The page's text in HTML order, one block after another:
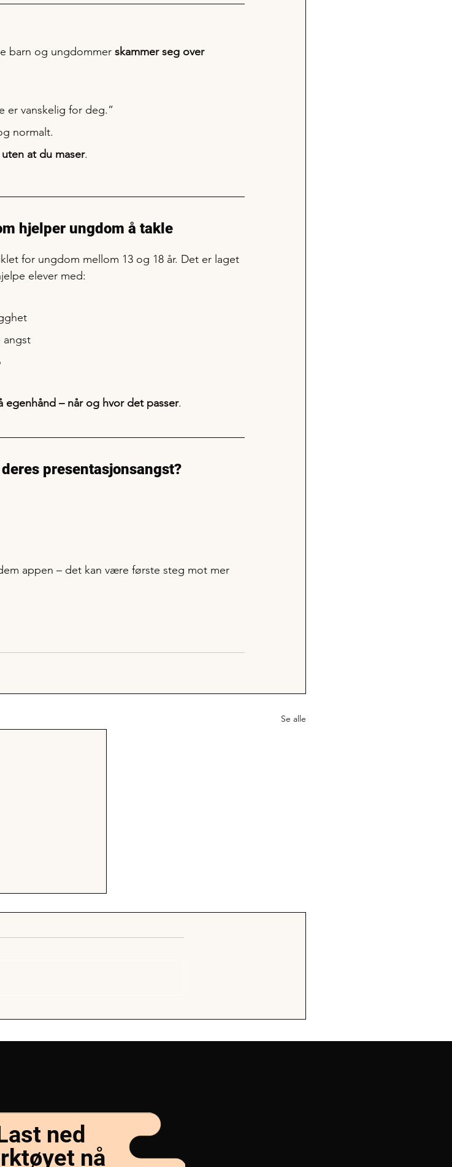
barn og ungdommer skammer seg over
er vanskelig for deg.”
normalt.
uten at du maser.
hjelper ungdom å takle
for ungdom mellom 13 og 18 år. Det er laget
elever med:
angst
egenhånd – når og hvor det passer.
presentasjonsangst?
appen – det kan være første steg mot mer
Se alle
ned
nå